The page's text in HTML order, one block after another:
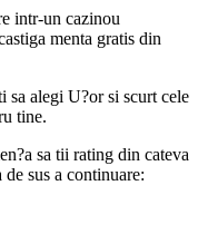
intr-un cazinou
menta gratis din
sa alegi U?or si scurt cele
tine.
sa tii rating din cateva
sus a continuare: